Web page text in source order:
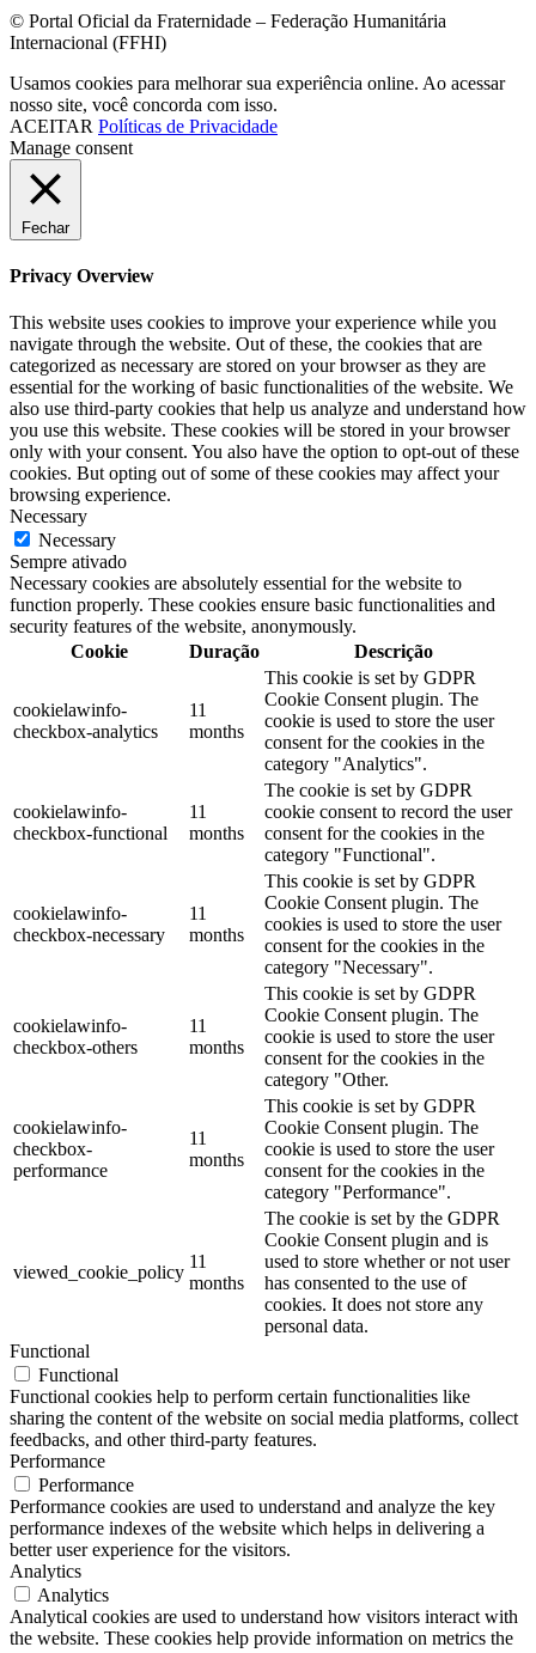
© Portal Oficial da Fraternidade – Federação Humanitária
Internacional (FFHI)
Usamos cookies para melhorar sua experiência online. Ao acessar
nosso site, você concorda com isso.
ACEITAR Políticas de Privacidade
Manage consent
Fechar
Privacy Overview
This website uses cookies to improve your experience while you
navigate through the website. Out of these, the cookies that are
categorized as necessary are stored on your browser as they are
essential for the working of basic functionalities of the website. We
also use third-party cookies that help us analyze and understand how
you use this website. These cookies will be stored in your browser
only with your consent. You also have the option to opt-out of these
cookies. But opting out of some of these cookies may affect your
browsing experience.
Necessary
Necessary
Sempre ativado
Necessary cookies are absolutely essential for the website to
function properly. These cookies ensure basic functionalities and
security features of the website, anonymously.
Cookie
Duração Descrição
cookielawinfo-
checkbox-analytics
11
months
This cookie is set by GDPR
Cookie Consent plugin. The
cookie is used to store the user
consent for the cookies in the
category "Analytics".
cookielawinfo-
checkbox-functional
11
months
The cookie is set by GDPR
cookie consent to record the user
consent for the cookies in the
category "Functional".
cookielawinfo-
checkbox-necessary
11
months
This cookie is set by GDPR
Cookie Consent plugin. The
cookies is used to store the user
consent for the cookies in the
category "Necessary".
cookielawinfo-
checkbox-others
11
months
This cookie is set by GDPR
Cookie Consent plugin. The
cookie is used to store the user
consent for the cookies in the
category "Other.
cookielawinfo-
checkbox-
performance
11
months
This cookie is set by GDPR
Cookie Consent plugin. The
cookie is used to store the user
consent for the cookies in the
category "Performance".
viewed_cookie_policy
11
months
The cookie is set by the GDPR
Cookie Consent plugin and is
used to store whether or not user
has consented to the use of
cookies. It does not store any
personal data.
Functional
Functional
Functional cookies help to perform certain functionalities like
sharing the content of the website on social media platforms, collect
feedbacks, and other third-party features.
Performance
Performance
Performance cookies are used to understand and analyze the key
performance indexes of the website which helps in delivering a
better user experience for the visitors.
Analytics
Analytics
Analytical cookies are used to understand how visitors interact with
the website. These cookies help provide information on metrics the